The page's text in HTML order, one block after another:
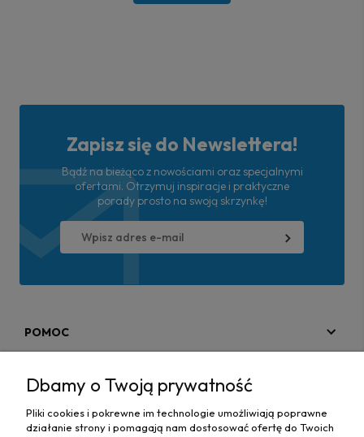
Zapisz się do Newslettera!
Bądź na bieżąco z nowościami oraz specjalnymi
ofertami. Otrzymuj inspiracje i praktyczne
porady prosto na swoją skrzynkę!
POMOC
Dbamy o Twoją prywatność
Pliki cookies i pokrewne im technologie umożliwiają poprawne
działanie strony i pomagają nam dostosować ofertę do Twoich